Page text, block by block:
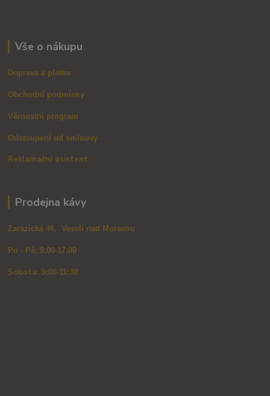
Vše o nákupu
Doprava a platba
Obchodní podmínky
Věrnostní program
Odstoupení od smlouvy
Reklamační asistent
Prodejna kávy
Zarazická 46, Veselí nad Moravou
Po - Pá: 9:00-17:00
Sobota: 9:00-11:30